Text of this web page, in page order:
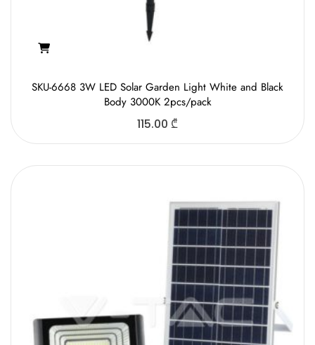
SKU-6668 3W LED Solar Garden Light White and Black
Body 3000K 2pcs/pack
115.00 ₾